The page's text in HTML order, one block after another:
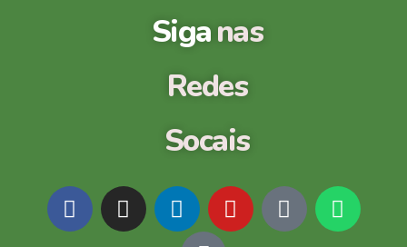
Siganas
Redes
Socais